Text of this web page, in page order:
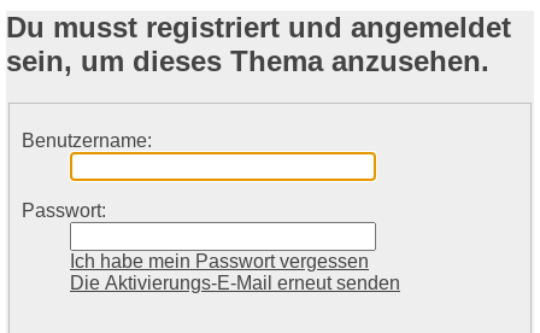
Du musst registriert und angemeldet
sein, um dieses Thema anzusehen.
Benutzername:
Passwort:
Ich habe mein Passwort vergessen
Die Aktivierungs-E-Mail erneut senden